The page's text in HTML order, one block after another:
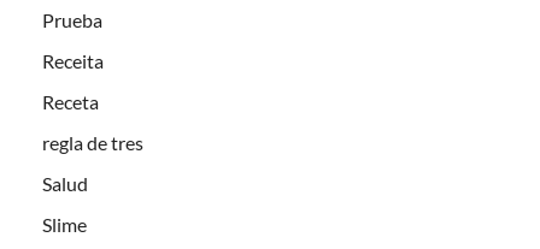
Prueba
Receita
Receta
regla de tres
Salud
Slime